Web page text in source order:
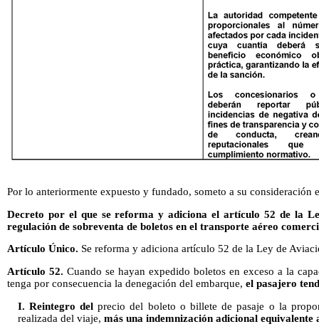
Por lo anteriormente expuesto y fundado, someto a su consideración
Decreto por el que se reforma y adiciona el artículo 52 de la
regulación de sobreventa de boletos en el transporte aéreo
Artículo Único. Se reforma y adiciona artículo 52 de la Ley de
Artículo 52. Cuando se hayan expedido boletos en exceso a la
tenga por consecuencia la denegación del embarque, el pasajero
I. Reintegro del precio del boleto o billete de pasaje o la
realizada del viaje, más una indemnización adicional